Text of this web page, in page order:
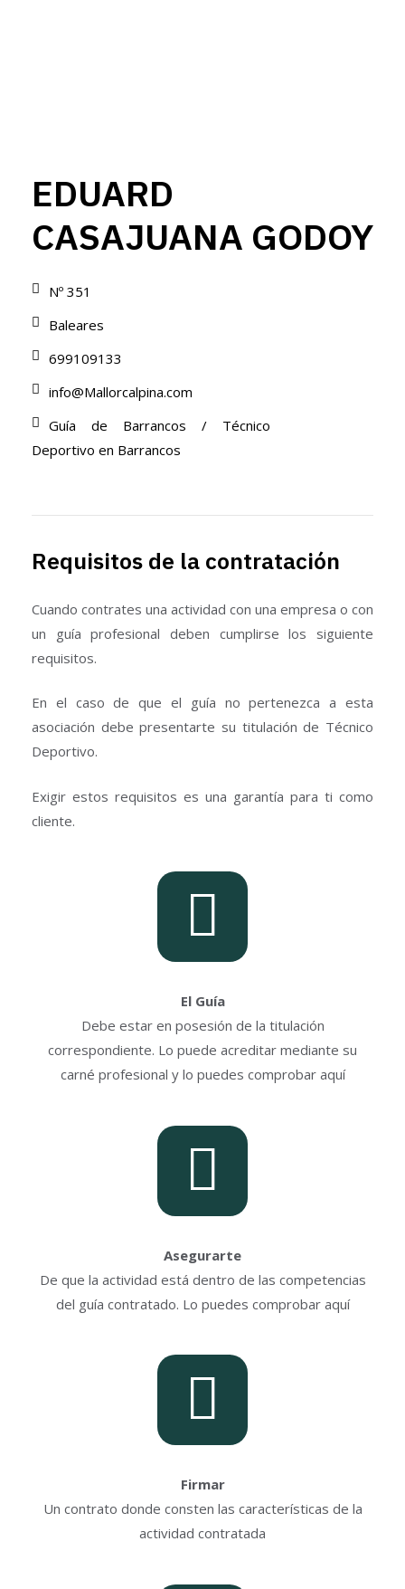
EDUARD
CASAJUANA GODOY
Nº 351
Baleares
699109133
info@Mallorcalpina.com
Guía de Barrancos / Técnico
Deportivo en Barrancos
Requisitos de la contratación
Cuando contrates una actividad con una empresa o con
un guía profesional deben cumplirse los siguiente
requisitos.
En el caso de que el guía no pertenezca a esta
asociación debe presentarte su titulación de Técnico
Deportivo.
Exigir estos requisitos es una garantía para ti como
cliente.
El Guía
Debe estar en posesión de la titulación
correspondiente. Lo puede acreditar mediante su
carné profesional y lo puedes comprobar aquí
Asegurarte
De que la actividad está dentro de las competencias
del guía contratado. Lo puedes comprobar aquí
Firmar
Un contrato donde consten las características de la
actividad contratada